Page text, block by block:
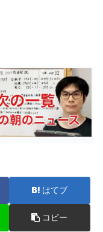
はてブ
コピー